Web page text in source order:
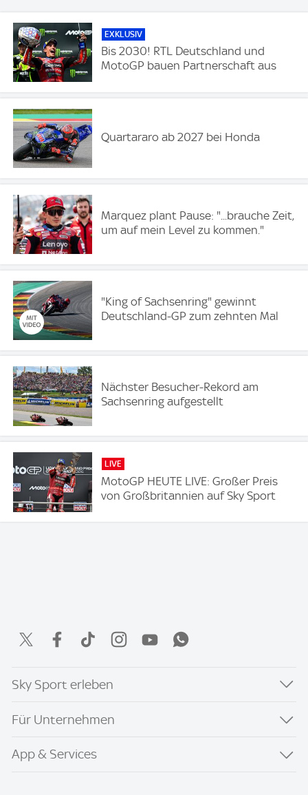
EXKLUSIV
Bis 2030! RTL Deutschland und
MotoGP bauen Partnerschaft aus
Quartararo ab 2027 bei Honda
Marquez plant Pause: "...brauche Zeit,
um auf mein Level zu kommen."
"King of Sachsenring" gewinnt
Deutschland-GP zum zehnten Mal
Nächster Besucher-Rekord am
Sachsenring aufgestellt
LIVE
MotoGP HEUTE LIVE: Großer Preis
von Großbritannien auf Sky Sport
Sky Sport erleben
Für Unternehmen
App & Services